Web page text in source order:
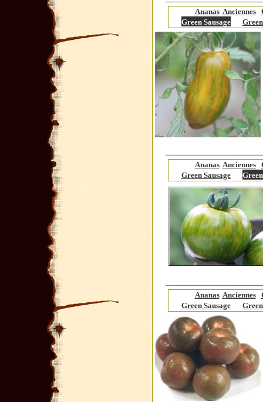
Ananas Anciennes
Green Sausage
Ananas Anciennes
Green Sausage
Ananas Anciennes
Green Sausage